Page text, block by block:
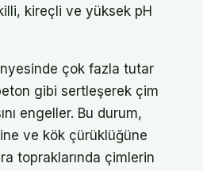
kireçli ve yüksek pH
çok fazla tutar
gibi sertleşerek çim
engeller. Bu durum,
ve kök çürüklüğüne
topraklarında çimlerin